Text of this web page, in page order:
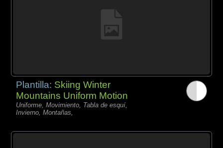
Plantilla: Skiing Winter
Mountains Uniform Motion
Uniforme, Movimiento, Tabla de esquí,
Invierno, Montañas,